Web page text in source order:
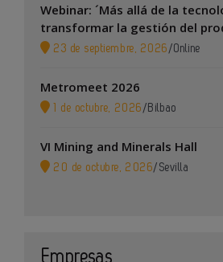
Webinar: ´Más allá de la
transformar la gestión del
23 de septiembre, 2026 /Online
Metromeet 2026
1 de octubre, 2026 / Bilbao
VI Mining and Minerals Hall
20 de octubre, 2026/ Sevilla
Empresas